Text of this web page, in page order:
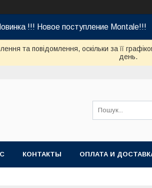
!!! Новое поступление Montale!!!
та повідомлення, оскільки за її
день.
КОНТАКТЫ ОПЛАТА И